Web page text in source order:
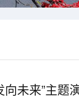
未来”主题